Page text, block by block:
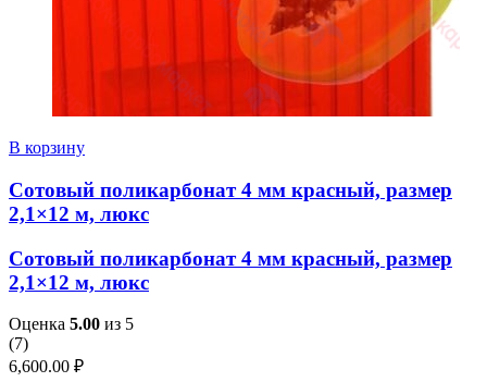
В корзину
Сотовый поликарбонат 4 мм красный, размер
2,1×12 м, люкс
Сотовый поликарбонат 4 мм красный, размер
2,1×12 м, люкс
Оценка 5.00 из 5
(7)
6,600.00 ₽